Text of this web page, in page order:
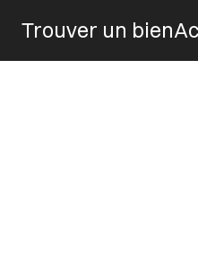
Trouver un bien
Menu